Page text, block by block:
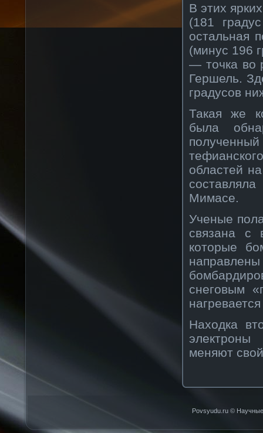
В этих
(181
остальная
(минус 196
— точка во
Гершель.
градусов
Такая же
была
областей
Мимасе.
Ученые
связана с
которые
снеговым
Находка
меняют
Povsyudu.ru © Научные